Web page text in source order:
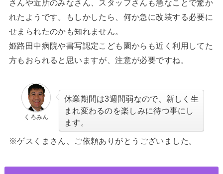
さんや近所のみなさん、スタッフさんも急なことで驚か
れたようです。もしかしたら、何か急に改装する必要に
せまられたのかも知れません。
姫路田中病院や書写認定こども園からも近く利用してた
方もおられると思いますが、注意が必要ですね。
くろみん
休業期間は3週間弱なので、新しく生
まれ変わるのを楽しみに待つ事にし
ます。
※ゲスくま さん、ご依頼ありがとうございました。